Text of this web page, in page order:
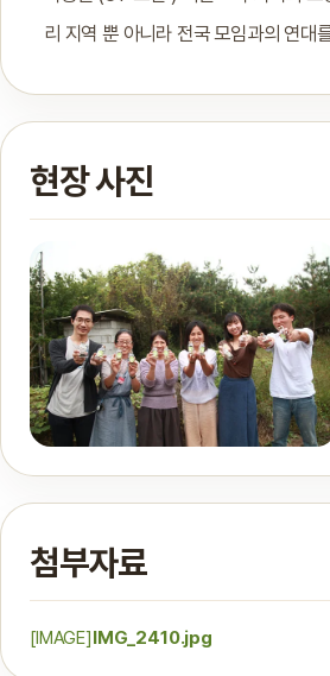
리 지역 뿐 아니라 전국 모임과의 연대
현장 사진
첨부자료
[IMAGE]IMG_2410.jpg